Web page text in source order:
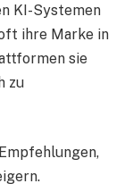
KI-Systemen
ihre Marke in
sie
zu